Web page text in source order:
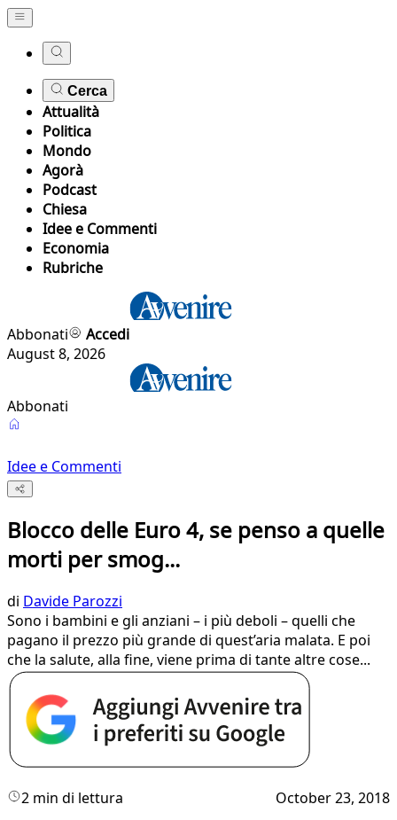
Cerca
Attualità
Politica
Mondo
Agorà
Podcast
Chiesa
Idee e Commenti
Economia
Rubriche
Abbonati
Accedi
August 8, 2026
Abbonati
Idee e Commenti
Blocco delle Euro 4, se penso a quelle
morti per smog...
di Davide Parozzi
Sono i bambini e gli anziani – i più deboli – quelli che
pagano il prezzo più grande di quest’aria malata. E poi
che la salute, alla fine, viene prima di tante altre cose...
2 min di lettura October 23, 2018